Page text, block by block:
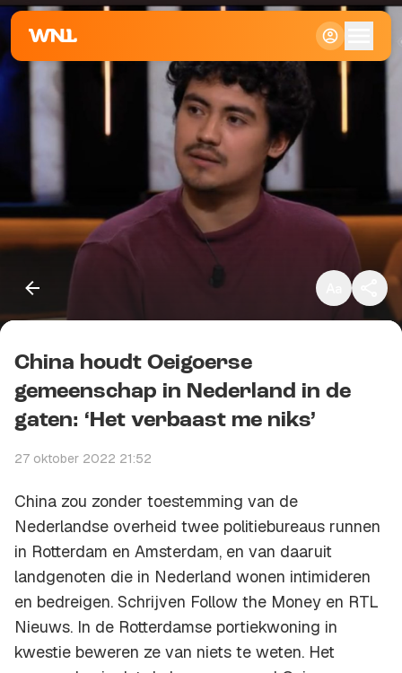
Standaard
China houdt Oeigoerse
gemeenschap in Nederland in de
gaten: ‘Het verbaast me niks’
27 oktober 2022 21:52
China zou zonder toestemming van de
Nederlandse overheid twee politiebureaus runnen
in Rotterdam en Amsterdam, en van daaruit
landgenoten die in Nederland wonen intimideren
en bedreigen. Schrijven Follow the Money en RTL
Nieuws. In de Rotterdamse portiekwoning in
kwestie beweren ze van niets te weten. Het